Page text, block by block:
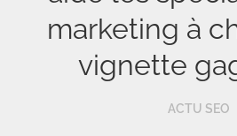
marketing à
vignette
ACTU SEO